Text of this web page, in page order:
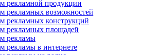
рекламной продукции
рекламных возможностей
рекламных конструкций
рекламных площадей
рекламы
рекламы в интернете